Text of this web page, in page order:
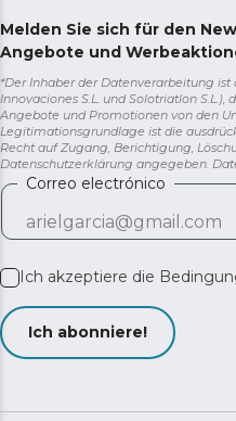
Melden Sie sich für den
Angebote und
*Der Inhaber der Datenverarbeitung ist
Innovaciones S.L. und Solotriatlon
Angebote und Promotionen von den
Legitimationsgrundlage ist die
Recht auf Zugang, Berichtigung,
Datenschutzerklärung angegeben.
Correo electrónico
Ich akzeptiere die
Ich abonniere!